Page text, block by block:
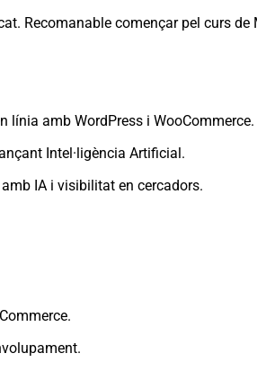
Recomanable començar pel curs de
línia amb WordPress i WooCommerce.
Intel·ligència Artificial.
IA i visibilitat en cercadors.